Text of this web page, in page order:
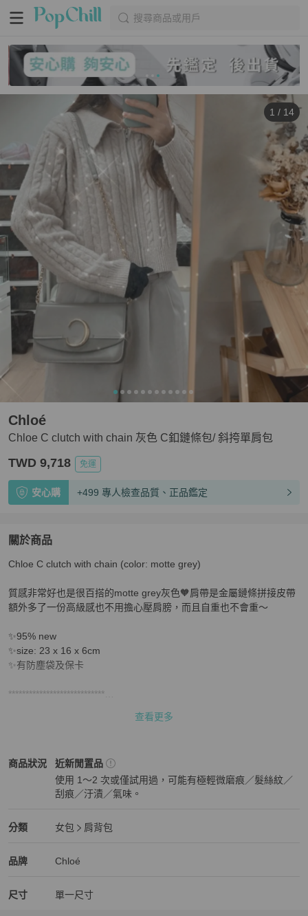
搜尋商品或用戶
1 / 14
Chloe C clutch with chain 灰色 C釦鏈條包/ 斜挎單肩包
Chloé
TWD 9,718 免運
安心購 +499 專人檢查品質、正品鑑定
關於商品
關於Chloe C clutch with chain 灰色 C釦鏈條包/ 斜挎單肩包
Chloe C clutch with chain (color: motte grey)
質感非常好也是很百搭的motte grey灰色🧡肩帶是金屬鏈條拼接皮帶
額外多了一份高級感也不用擔心壓肩膀，而且自重也不會重～
✨95% new
✨size: 23 x 16 x 6cm
✨有防塵袋及保卡
****************************
查看更多
商品狀況
Chloé女包 商品狀態與細節
近新閒置品
使用 1～2 次或僅試用過，可能有極輕微磨痕／髮絲紋／
刮痕／汙漬／氣味。
分類
Chloé 分類資訊
女包
肩背包
品牌
Chloé 女包品牌介紹
Chloé
Chloé 推薦清單
尺寸 單一尺寸